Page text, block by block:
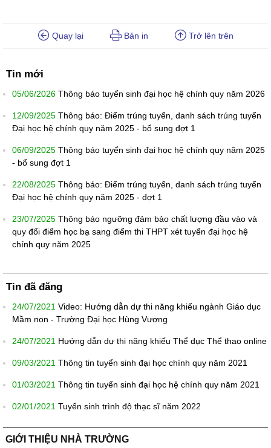
Quay lại Bản in Trở lên trên
Tin mới
05/06/2026 Thông báo tuyển sinh đại học hệ chính quy năm 2026
12/09/2025 Thông báo: Điểm trúng tuyển, danh sách trúng tuyển
Đại học hệ chính quy năm 2025 - bổ sung đợt 1
06/09/2025 Thông báo tuyển sinh đại học hệ chính quy năm 2025
- bổ sung đợt 1
22/08/2025 Thông báo: Điểm trúng tuyển, danh sách trúng tuyển
Đại học hệ chính quy năm 2025 - đợt 1
23/07/2025 Thông báo ngưỡng đảm bảo chất lượng đầu vào và
quy đổi điểm học bạ sang điểm thi THPT xét tuyển đại học hệ
chính quy năm 2025
Tin đã đăng
24/07/2021 Video: Hướng dẫn dự thi năng khiếu ngành Giáo dục
Mầm non - Trường Đại học Hùng Vương
24/07/2021 Hướng dẫn dự thi năng khiếu Thể dục Thể thao online
09/03/2021 Thông tin tuyển sinh đại học chính quy năm 2021
01/03/2021 Thông tin tuyển sinh đại học hệ chính quy năm 2021
02/01/2021 Tuyển sinh trình độ thạc sĩ năm 2022
GIỚI THIỆU NHÀ TRƯỜNG